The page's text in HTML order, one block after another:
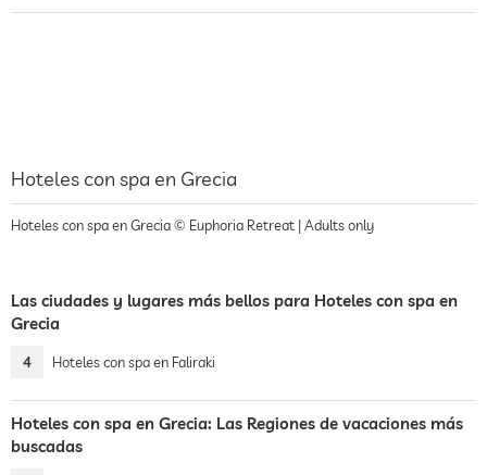
Hoteles con spa en Grecia
Hoteles con spa en Grecia © Euphoria Retreat | Adults only
Las ciudades y lugares más bellos para Hoteles con spa en
Grecia
4 Hoteles con spa en Faliraki
Hoteles con spa en Grecia: Las Regiones de vacaciones más
buscadas